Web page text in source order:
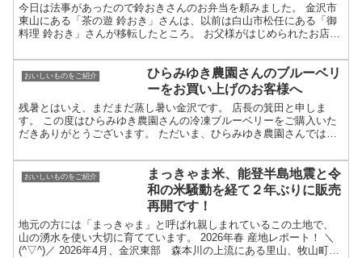
今日は法事があったので鈴おきさんのお弁当を頼みました。 金沢市
東山にある「茶の遊 鈴おき」さんは、以前は白山市松任にある「御
料理 鈴おき」さんが移転したところ。 お父様がはじめられたお店を
おいしいものをご紹介
ひらみゆき農園さんのブルーベリ
ーをお買い上げのお客様へ
残暑とはいえ、まだまだ蒸し暑い金沢です。 店長の箕田と申しま
す。 この度はひらみゆき農園さんの冷凍ブルーベリーをご購入いた
だきありがとうございます。 ただいま、ひらみゆき農園さんでは収
おいしいものをご紹介
まっきゃま米、能登半島地震と令
和の米騒動を経て２年ぶりに販売
再開です！
地元の方には「まっきゃま」と呼ばれ親しまれているこの土地で、
山の湧水を使い大切に育てています。 2026年春 産地レポート！ ＼
(^▽^)／ 2026年4月、金沢東部 森本川の上流にある里山、牧山町を